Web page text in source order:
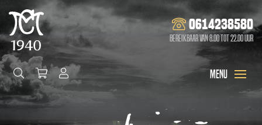
0614238580
Bereikbaar van 8.00 tot 22.00 uur